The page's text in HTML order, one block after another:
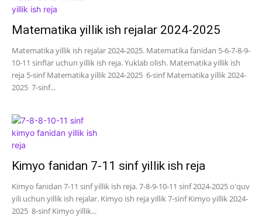
Matematika yillik ish rejalar 2024-2025
Matematika yillik ish rejalar 2024-2025. Matematika fanidan 5-6-7-8-9-
10-11 sinflar uchun yillik ish reja. Yuklab olish. Matematika yillik ish
reja 5-sinf Matematika yillik 2024-2025 6-sinf Matematika yillik 2024-
2025 7-sinf...
Kimyo fanidan 7-11 sinf yillik ish reja
Kimyo fanidan 7-11 sinf yillik ish reja. 7-8-9-10-11 sinf 2024-2025 o'quv
yili uchun yillik ish rejalar. Kimyo ish reja yillik 7-sinf Kimyo yillik 2024-
2025 8-sinf Kimyo yillik...